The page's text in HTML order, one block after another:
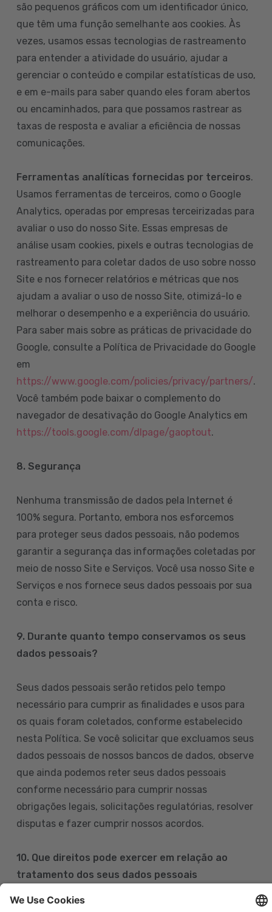
são pequenos gráficos com um identificador único,
que têm uma função semelhante aos cookies. Às
vezes, usamos essas tecnologias de rastreamento
para entender a atividade do usuário, ajudar a
gerenciar o conteúdo e compilar estatísticas de uso,
e em e-mails para saber quando eles foram abertos
ou encaminhados, para que possamos rastrear as
taxas de resposta e avaliar a eficiência de nossas
comunicações.
Ferramentas analíticas fornecidas por terceiros.
Usamos ferramentas de terceiros, como o Google
Analytics, operadas por empresas terceirizadas para
avaliar o uso do nosso Site. Essas empresas de
análise usam cookies, pixels e outras tecnologias de
rastreamento para coletar dados de uso sobre nosso
Site e nos fornecer relatórios e métricas que nos
ajudam a avaliar o uso de nosso Site, otimizá-lo e
melhorar o desempenho e a experiência do usuário.
Para saber mais sobre as práticas de privacidade do
Google, consulte a Política de Privacidade do Google
em
https://www.google.com/policies/privacy/partners/.
Você também pode baixar o complemento do
navegador de desativação do Google Analytics em
https://tools.google.com/dlpage/gaoptout.
8. Segurança
Nenhuma transmissão de dados pela Internet é
100% segura. Portanto, embora nos esforcemos
para proteger seus dados pessoais, não podemos
garantir a segurança das informações coletadas por
meio de nosso Site e Serviços. Você usa nosso Site e
Serviços e nos fornece seus dados pessoais por sua
conta e risco.
9. Durante quanto tempo conservamos os seus
dados pessoais?
Seus dados pessoais serão retidos pelo tempo
necessário para cumprir as finalidades e usos para
os quais foram coletados, conforme estabelecido
nesta Política. Se você solicitar que excluamos seus
dados pessoais de nossos bancos de dados, observe
que ainda podemos reter seus dados pessoais
conforme necessário para cumprir nossas
obrigações legais, solicitações regulatórias, resolver
disputas e fazer cumprir nossos acordos.
10. Que direitos pode exercer em relação ao
tratamento dos seus dados pessoais